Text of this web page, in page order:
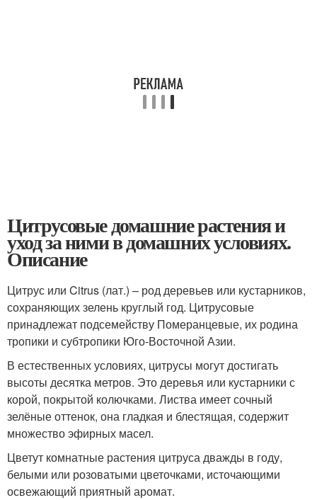
Цитрусовые домашние растения и
уход за ними в домашних условиях.
Описание
Цитрус или Citrus (лат.) – род деревьев или кустарников,
сохраняющих зелень круглый год. Цитрусовые
принадлежат подсемейству Померанцевые, их родина
тропики и субтропики Юго-Восточной Азии.
В естественных условиях, цитрусы могут достигать
высоты десятка метров. Это деревья или кустарники с
корой, покрытой колючками. Листва имеет сочный
зелёные оттенок, она гладкая и блестящая, содержит
множество эфирных масел.
Цветут комнатные растения цитруса дважды в году,
белыми или розоватыми цветочками, источающими
освежающий приятный аромат.